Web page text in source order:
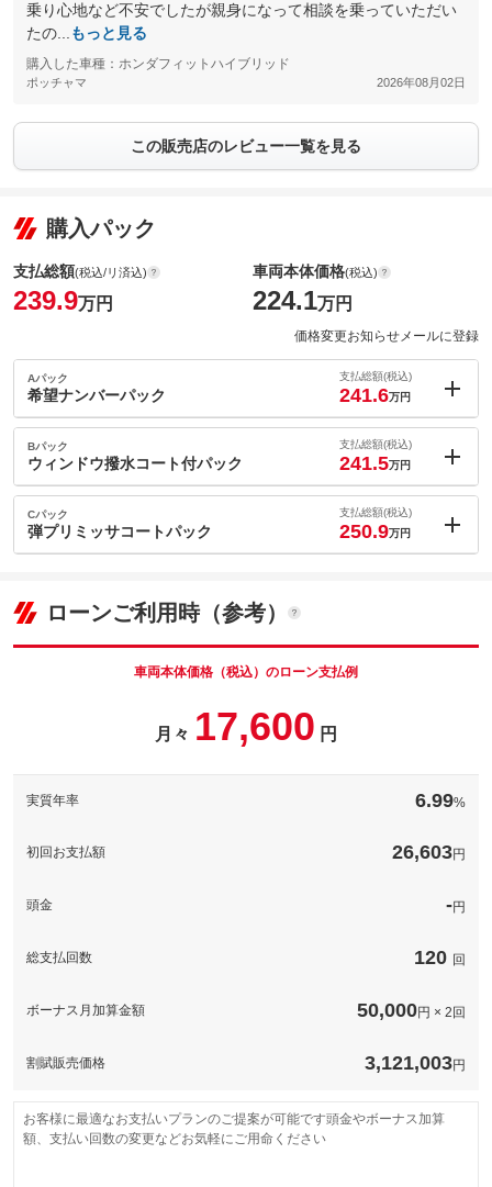
乗り心地など不安でしたが親身になって相談を乗っていただい
たの...
もっと見る
購入した車種：ホンダフィットハイブリッド
ポッチャマ 2026年08月02日
この販売店のレビュー一覧を見る
購入パック
支払総額(税込/リ済込)
239.9万円
車両本体価格(税込)
224.1万円
価格変更お知らせメールに登録
Aパック
希望ナンバーパック
支払総額(税込)
241.6万円
内：オプシ
ョン価格
(税込)
車両本体価
224.1万円
このパックの見積もり依頼（無料）
Bパック
ウィンドウ撥水コート付パック
支払総額(税込)
241.5万円
内：オプシ
ョン価格
(税込)
車両本体価
パック内容
Cパック
弾プリミッサコートパック
支払総額(税込)
250.9万円
車両本体価
224.1
このパックの見積もり依頼（無料）
ローンご利用時（参考）
車両本体価格（税込）のローン支払例
月々 17,600 円
実質年率 6.99%
初回お支払額 26,603円
頭金 -円
総支払回数 120 回
ボーナス月加算金額 50,000円 × 2回
割賦販売価格 3,121,003円
お客様に最適なお支払いプランのご提案が可能です頭金やボーナス加算
額、支払い回数の変更などお気軽にご用命ください